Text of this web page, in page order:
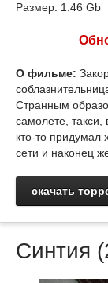
Размер: 1.46 Gb
О фильме:
Странным
самолете, такси,
кто-то
сети и наконец
скачать
Синтия